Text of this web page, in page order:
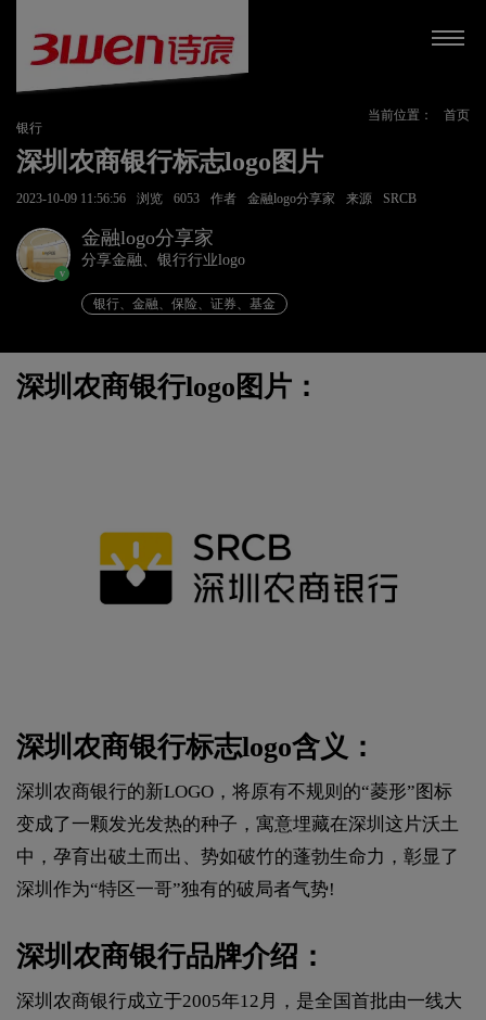
当前位置：
首页
银行
深圳农商银行标志logo图片
2023-10-09 11:56:56 浏览 6053 作者 金融logo分享家 来源 SRCB
v
金融logo分享家
分享金融、银行行业logo
银行、金融、保险、证券、基金
深圳农商银行logo图片：
深圳农商银行标志logo含义：
深圳农商银行的新LOGO，将原有不规则的“菱形”图标
变成了一颗发光发热的种子，寓意埋藏在深圳这片沃土
中，孕育出破土而出、势如破竹的蓬勃生命力，彰显了
深圳作为“特区一哥”独有的破局者气势!
深圳农商银行品牌介绍：
深圳农商银行成立于2005年12月，是全国首批由一线大